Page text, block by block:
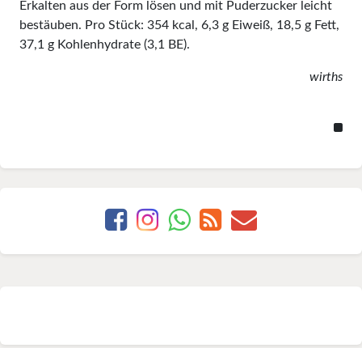
Erkalten aus der Form lösen und mit Puderzucker leicht
bestäuben. Pro Stück: 354 kcal, 6,3 g Eiweiß, 18,5 g Fett,
37,1 g Kohlenhydrate (3,1 BE).
wirths